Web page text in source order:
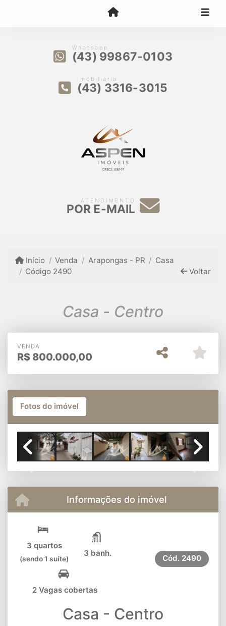
Whatsapp
(43) 99867-0103
Imobiliária
(43) 3316-3015
ATENDIMENTO
POR E-MAIL
Início Venda Arapongas - PR
Casa
Código 2490
Voltar
Casa - Centro
VENDA
R$ 800.000,00
Fotos do imóvel
Informações do imóvel
3 quartos
(sendo 1 suíte)
3 banh.
2 Vagas cobertas
Cód. 2490
Casa - Centro